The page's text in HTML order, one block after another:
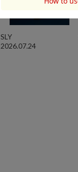
2026.07.24
SLY